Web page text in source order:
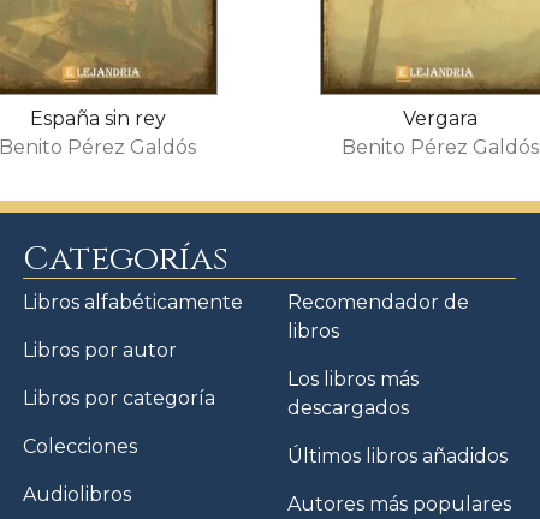
España sin rey
Benito Pérez Galdós
Vergara
Benito Pérez Galdós
Categorías
Libros alfabéticamente
Libros por autor
Libros por categoría
Colecciones
Audiolibros
Recomendador de
libros
Los libros más
descargados
Últimos libros añadidos
Autores más populares